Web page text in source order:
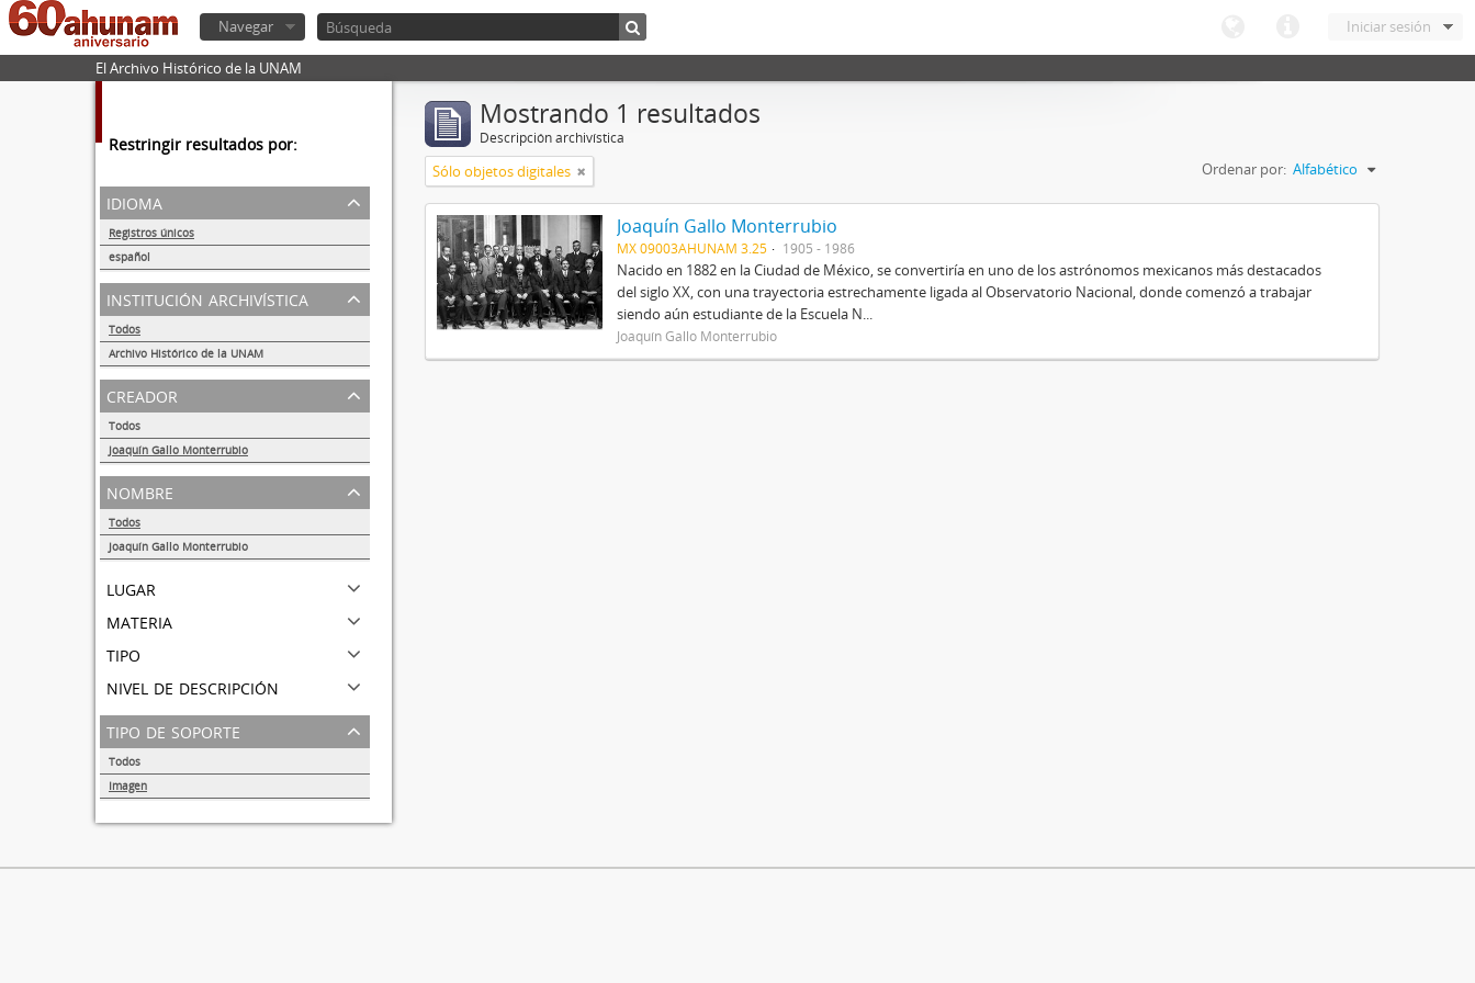
Iniciar sesión
Navegar
El Archivo Histórico de la UNAM
Restringir resultados por:
idioma
Registros únicos
español
1
institución archivística
Todos
Archivo Histórico de la UNAM
1
creador
Todos
Joaquín Gallo Monterrubio
1
nombre
Todos
Joaquín Gallo Monterrubio
lugar
materia
tipo
nivel de descripción
tipo de soporte
Todos
Imagen
Mostrando 1 resultados
Descripción archivística
Sólo objetos digitales Ordenar por: Alfabético
Joaquín Gallo Monterrubio
MX 09003AHUNAM 3.25 1905 - 1986
Nacido en 1882 en la Ciudad de México, se convertiría en uno de los astrónomos mexicanos más destacados
del siglo XX, con una trayectoria estrechamente ligada al Observatorio Nacional, donde comenzó a trabajar
siendo aún estudiante de la Escuela N...
Joaquín Gallo Monterrubio